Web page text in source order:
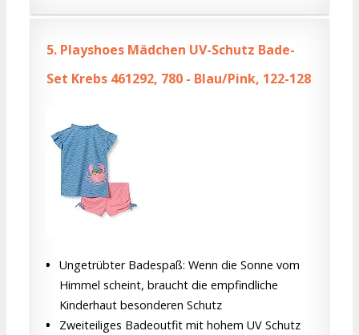
5. Playshoes Mädchen UV-Schutz Bade-
Set Krebs 461292, 780 - Blau/Pink, 122-128
Ungetrübter Badespaß: Wenn die Sonne vom
Himmel scheint, braucht die empfindliche
Kinderhaut besonderen Schutz
Zweiteiliges Badeoutfit mit hohem UV Schutz